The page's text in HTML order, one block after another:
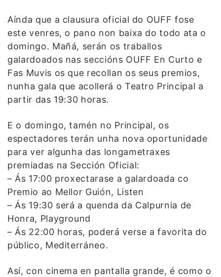
Aínda que a clausura oficial do OUFF fose
este venres, o pano non baixa do todo ata o
domingo. Mañá, serán os traballos
galardoados nas seccións OUFF En Curto e
Fas Muvis os que recollan os seus premios,
nunha gala que acollerá o Teatro Principal a
partir das 19:30 horas.
E o domingo, tamén no Principal, os
espectadores terán unha nova oportunidade
para ver algunha das longametraxes
premiadas na Sección Oficial:
– Ás 17:00 proxectarase a galardoada co
Premio ao Mellor Guión, Listen
– Ás 19:30 será a quenda da Calpurnia de
Honra, Playground
– Ás 22:00 horas, poderá verse a favorita do
público, Mediterráneo.
Así, con cinema en pantalla grande, é como o